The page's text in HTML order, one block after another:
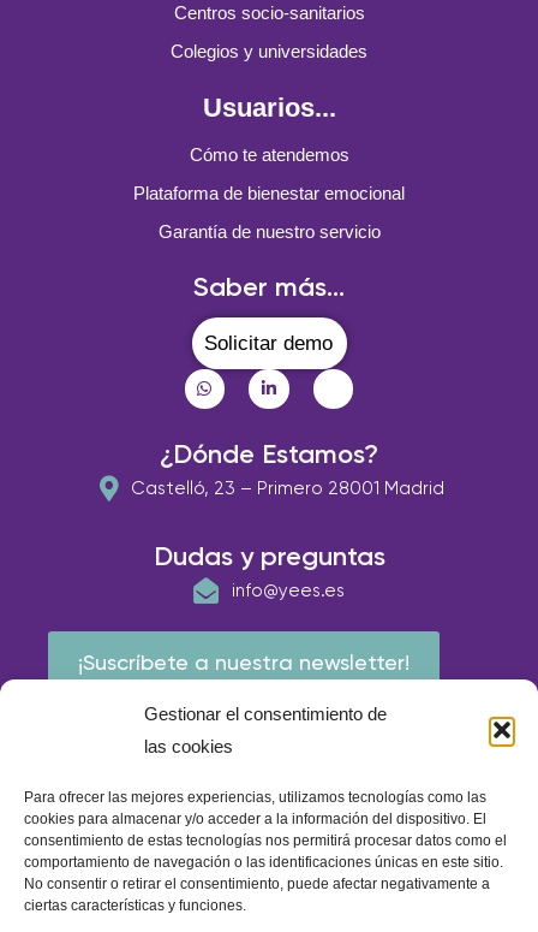
Gestionar el consentimiento de
las cookies
Para ofrecer las mejores experiencias, utilizamos tecnologías como las
cookies para almacenar y/o acceder a la información del dispositivo. El
consentimiento de estas tecnologías nos permitirá procesar datos como el
comportamiento de navegación o las identificaciones únicas en este sitio.
No consentir o retirar el consentimiento, puede afectar negativamente a
ciertas características y funciones.
Centros socio-sanitarios
Colegios y universidades
Usuarios...
Cómo te atendemos
Plataforma de bienestar emocional
Garantía de nuestro servicio
Saber más...
Solicitar demo
¿Dónde Estamos?
Castelló, 23 – Primero 28001 Madrid
Dudas y preguntas
info@yees.es
¡Suscríbete a nuestra newsletter!